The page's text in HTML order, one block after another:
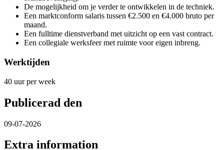
De mogelijkheid om je verder te ontwikkelen in de techniek.
Een marktconform salaris tussen €2.500 en €4.000 bruto per
maand.
Een fulltime dienstverband met uitzicht op een vast contract.
Een collegiale werksfeer met ruimte voor eigen inbreng.
Werktijden
40 uur per week
Publicerad den
09-07-2026
Extra information